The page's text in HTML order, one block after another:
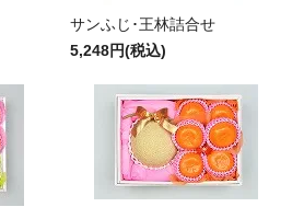
サンふじ･王林詰合せ
5,248円(税込)